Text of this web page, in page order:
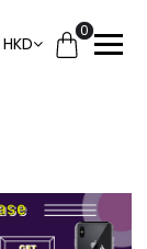
HKD
0